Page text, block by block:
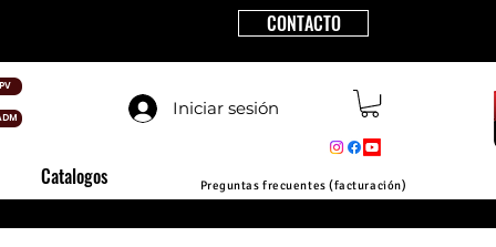
PV
CONTACTO
Iniciar sesión
Catalogos Preguntas frecuentes (facturación)